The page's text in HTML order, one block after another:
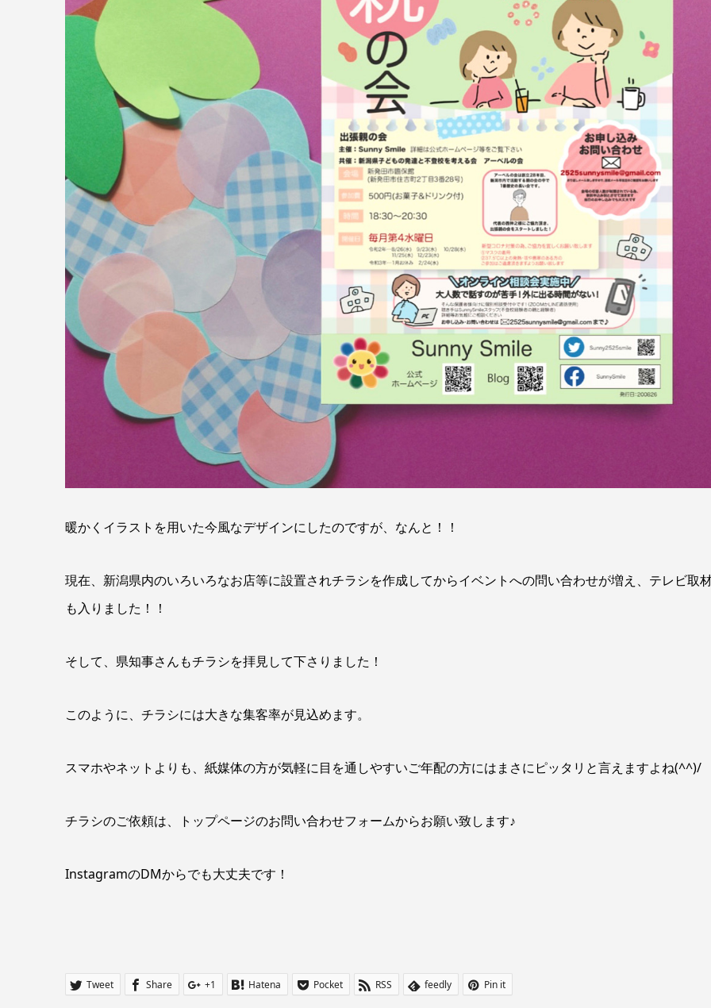
暖かくイラストを用いた今風なデザインにしたのですが、なんと！！
現在、新潟県内のいろいろなお店等に設置されチラシを作成してからイベントへの問い合わせが増え、テレビ取
も入りました！！
そして、県知事さんもチラシを拝見して下さりました！
このように、チラシには大きな集客率が見込めます。
スマホやネットよりも、紙媒体の方が気軽に目を通しやすいご年配の方にはまさにピッタリと言えますよね(^^)/
チラシのご依頼は、トップページのお問い合わせフォームからお願い致します♪
InstagramのDMからでも大丈夫です！
Tweet Share +1 Hatena Pocket RSS feedly Pin it